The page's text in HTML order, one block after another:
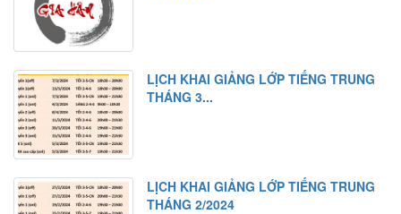
LỊCH KHAI GIẢNG LỚP TIẾNG TRUNG
THÁNG 3...
LỊCH KHAI GIẢNG LỚP TIẾNG TRUNG
THÁNG 2/2024